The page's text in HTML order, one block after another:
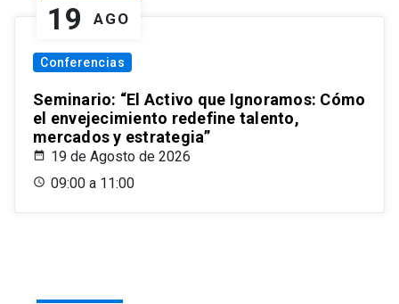
19 AGO
Conferencias
Seminario: “El Activo que Ignoramos: Cómo
el envejecimiento redefine talento,
mercados y estrategia”
19 de Agosto de 2026
09:00 a 11:00